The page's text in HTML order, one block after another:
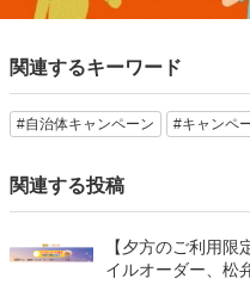
関連するキーワード
#自治体キャンペーン #キャンペ
関連する投稿
【夕方のご利用
イルオーダー、松